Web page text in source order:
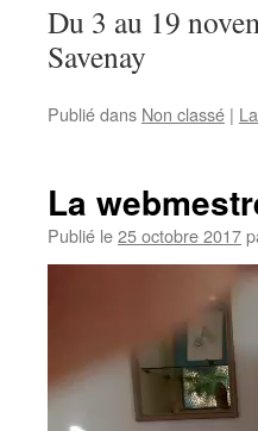
Du 3 au 19
Savenay
Publié dans Non classé |
La
Publié le25 octobre 2017